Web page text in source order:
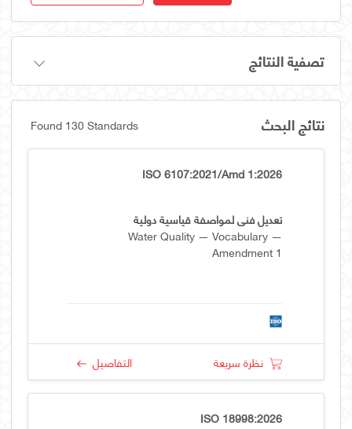
تصفية النتائج
نتائج البحث Found 130 Standards
ISO 6107:2021/Amd 1:2026
تعديل فني لمواصفة قياسية دولية
Water Quality — Vocabulary —
Amendment 1
نظرة سريعة التفاصيل
ISO 18998:2026